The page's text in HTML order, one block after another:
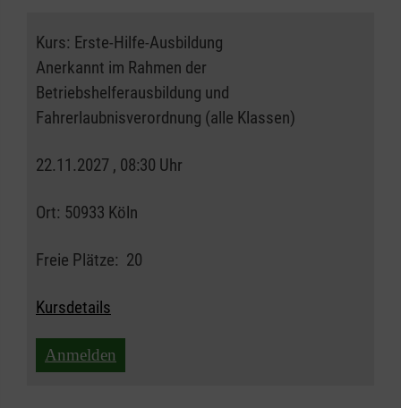
Kurs: Erste-Hilfe-Ausbildung
Anerkannt im Rahmen der
Betriebshelferausbildung und
Fahrerlaubnisverordnung (alle Klassen)
22.11.2027 , 08:30 Uhr
Ort: 50933 Köln
Freie Plätze: 20
Kursdetails
Anmelden